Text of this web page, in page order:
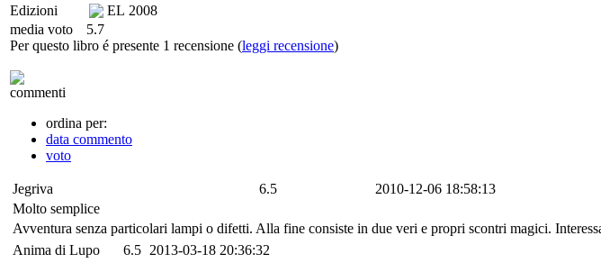
Edizioni
EL 2008
media voto
5.7
Per questo libro é presente 1 recensione (leggi recensione)
commenti
ordina per:
data commento
voto
Jegriva 6.5
2010-12-06 18:58:13
Molto semplice
Avventura senza particolari lampi o difetti. Alla fine consiste in due veri e propri scontri magici.
Anima di Lupo
6.5 2013-03-18 20:36:32